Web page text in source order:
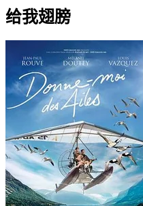
给我翅膀